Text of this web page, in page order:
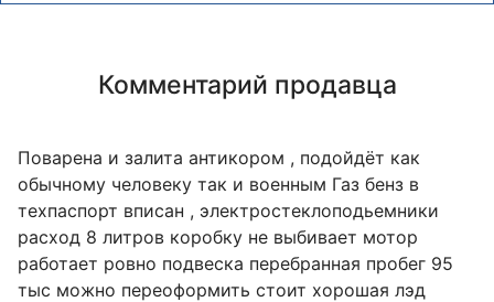
Комментарий продавца
Поварена и залита антикором , подойдёт как
обычному человеку так и военным Газ бенз в
техпаспорт вписан , электростеклоподьемники
расход 8 литров коробку не выбивает мотор
работает ровно подвеска перебранная пробег 95
тыс можно переоформить стоит хорошая лэд